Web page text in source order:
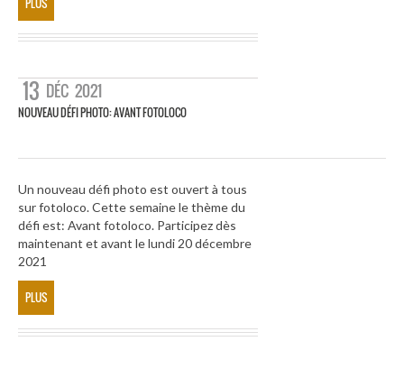
13 DÉC 2021
NOUVEAU DÉFI PHOTO: AVANT FOTOLOCO
Un nouveau défi photo est ouvert à tous
sur fotoloco. Cette semaine le thème du
défi est: Avant fotoloco. Participez dès
maintenant et avant le lundi 20 décembre
2021
PLUS